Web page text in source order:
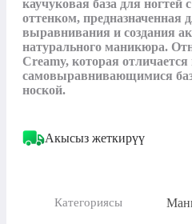
каучуковая база для
оттенком, предназначенная
выравнивания и создания
натурального маникюра.
Creamy, которая
самовыравнивающимися
ноской.
Акысыз жеткирүү
Категориясы